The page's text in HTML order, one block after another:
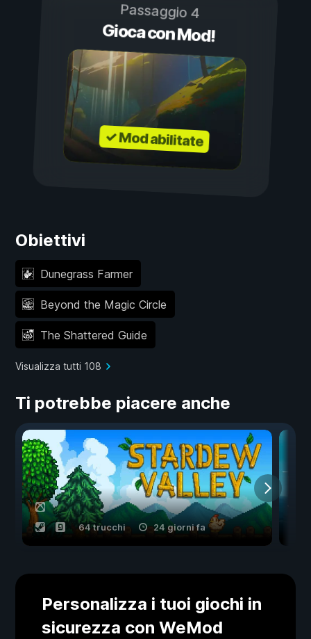
Passaggio 4
Gioca con Mod!
✓ Mod abilitate
Obiettivi
Dunegrass Farmer
Beyond the Magic Circle
The Shattered Guide
Visualizza tutti 108
Ti potrebbe piacere anche
64 trucchi 24 giorni fa
Personalizza i tuoi giochi in
sicurezza con WeMod